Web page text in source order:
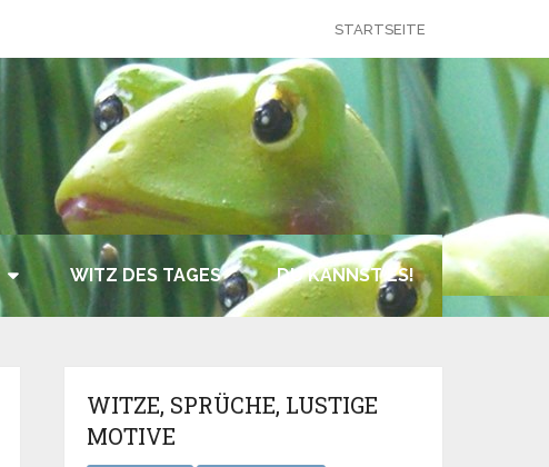
STARTSEITE
WITZ DES TAGES DU KANNST ES!
WITZE, SPRÜCHE, LUSTIGE
MOTIVE